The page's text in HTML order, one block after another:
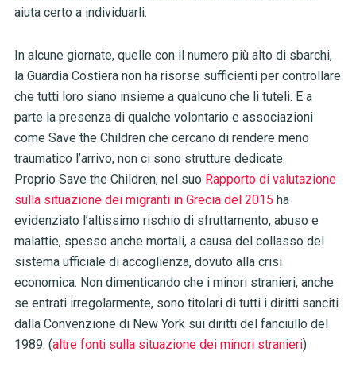
aiuta certo a individuarli.
In alcune giornate, quelle con il numero più alto di sbarchi,
la Guardia Costiera non ha risorse sufficienti per controllare
che tutti loro siano insieme a qualcuno che li tuteli. E a
parte la presenza di qualche volontario e associazioni
come Save the Children che cercano di rendere meno
traumatico l’arrivo, non ci sono strutture dedicate.
Proprio Save the Children, nel suo Rapporto di valutazione
sulla situazione dei migranti in Grecia del 2015 ha
evidenziato l’altissimo rischio di sfruttamento, abuso e
malattie, spesso anche mortali, a causa del collasso del
sistema ufficiale di accoglienza, dovuto alla crisi
economica. Non dimenticando che i minori stranieri, anche
se entrati irregolarmente, sono titolari di tutti i diritti sanciti
dalla Convenzione di New York sui diritti del fanciullo del
1989. (altre fonti sulla situazione dei minori stranieri)